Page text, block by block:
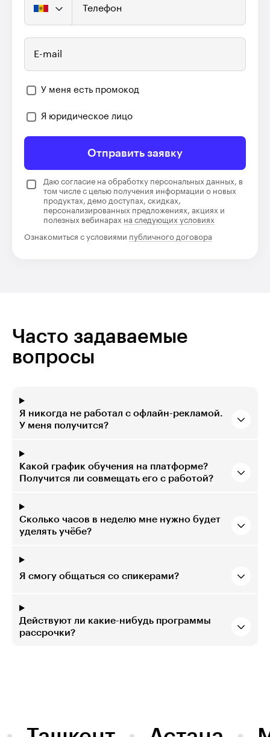
Телефон
E-mail
У меня есть промокод
Я юридическое лицо
Отправить заявку
Даю согласие на обработку персональных данных, в
том числе с целью получения информации о новых
продуктах, демо доступах, скидках,
персонализированных предложениях, акциях и
полезных вебинарах на следующих условиях
Ознакомиться с условиями публичного договора
Часто задаваемые
вопросы
Я никогда не работал с офлайн-рекламой.
У меня получится?
Какой график обучения на платформе?
Получится ли совмещать его с работой?
Сколько часов в неделю мне нужно будет
уделять учёбе?
Я смогу общаться со спикерами?
Действуют ли какие-нибудь программы
рассрочки?